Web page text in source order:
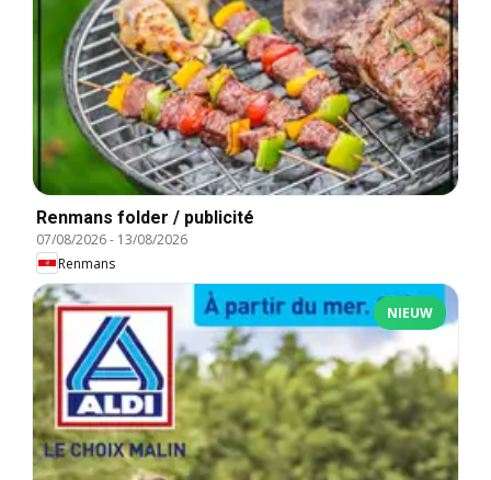
Renmans folder / publicité
07/08/2026- 13/08/2026
Renmans
NIEUW